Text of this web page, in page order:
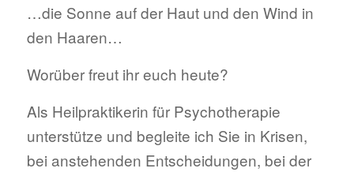
…die Sonne auf der Haut und den Wind in
den Haaren…
Worüber freut ihr euch heute?
Als Heilpraktikerin für Psychotherapie
unterstütze und begleite ich Sie in Krisen,
bei anstehenden Entscheidungen, bei der